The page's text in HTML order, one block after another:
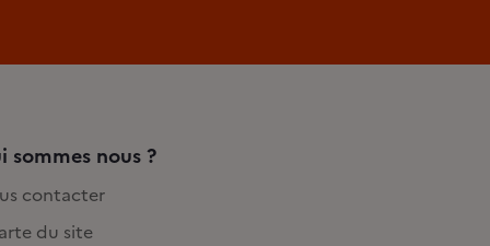
sommes nous ?
contacter
du site